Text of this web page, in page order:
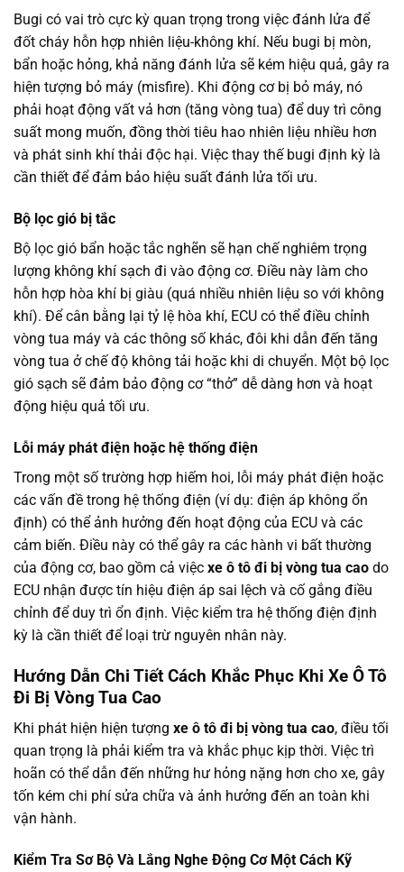
Bugi có vai trò cực kỳ quan trọng trong việc đánh lửa để
đốt cháy hỗn hợp nhiên liệu-không khí. Nếu bugi bị mòn,
bẩn hoặc hỏng, khả năng đánh lửa sẽ kém hiệu quả, gây ra
hiện tượng bỏ máy (misfire). Khi động cơ bị bỏ máy, nó
phải hoạt động vất vả hơn (tăng vòng tua) để duy trì công
suất mong muốn, đồng thời tiêu hao nhiên liệu nhiều hơn
và phát sinh khí thải độc hại. Việc thay thế bugi định kỳ là
cần thiết để đảm bảo hiệu suất đánh lửa tối ưu.
Bộ lọc gió bị tắc
Bộ lọc gió bẩn hoặc tắc nghẽn sẽ hạn chế nghiêm trọng
lượng không khí sạch đi vào động cơ. Điều này làm cho
hỗn hợp hòa khí bị giàu (quá nhiều nhiên liệu so với không
khí). Để cân bằng lại tỷ lệ hòa khí, ECU có thể điều chỉnh
vòng tua máy và các thông số khác, đôi khi dẫn đến tăng
vòng tua ở chế độ không tải hoặc khi di chuyển. Một bộ lọc
gió sạch sẽ đảm bảo động cơ “thở” dễ dàng hơn và hoạt
động hiệu quả tối ưu.
Lỗi máy phát điện hoặc hệ thống điện
Trong một số trường hợp hiếm hoi, lỗi máy phát điện hoặc
các vấn đề trong hệ thống điện (ví dụ: điện áp không ổn
định) có thể ảnh hưởng đến hoạt động của ECU và các
cảm biến. Điều này có thể gây ra các hành vi bất thường
của động cơ, bao gồm cả việc xe ô tô đi bị vòng tua cao do
ECU nhận được tín hiệu điện áp sai lệch và cố gắng điều
chỉnh để duy trì ổn định. Việc kiểm tra hệ thống điện định
kỳ là cần thiết để loại trừ nguyên nhân này.
Hướng Dẫn Chi Tiết Cách Khắc Phục Khi Xe Ô Tô
Đi Bị Vòng Tua Cao
Khi phát hiện hiện tượng xe ô tô đi bị vòng tua cao, điều tối
quan trọng là phải kiểm tra và khắc phục kịp thời. Việc trì
hoãn có thể dẫn đến những hư hỏng nặng hơn cho xe, gây
tốn kém chi phí sửa chữa và ảnh hưởng đến an toàn khi
vận hành.
Kiểm Tra Sơ Bộ Và Lắng Nghe Động Cơ Một Cách Kỹ